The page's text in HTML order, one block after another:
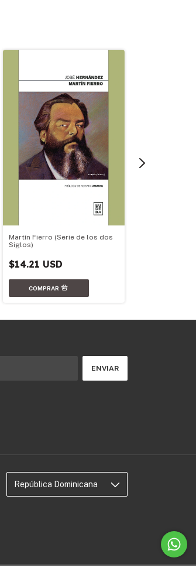
Martín Fierro (Serie de los dos
Siglos)
$14.21 USD